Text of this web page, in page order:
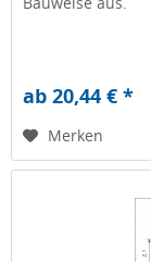
ab 20,44 € *
Merken